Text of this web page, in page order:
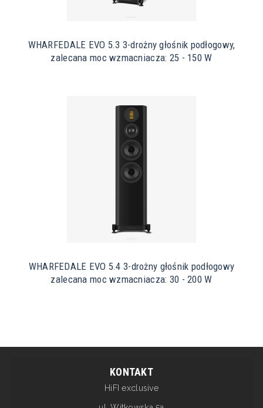
WHARFEDALE EVO 5.3 3-drożny głośnik podłogowy,
zalecana moc wzmacniacza: 25 - 150 W
WHARFEDALE EVO 5.4 3-drożny głośnik podłogowy
zalecana moc wzmacniacza: 30 - 200 W
KONTAKT
HiFI exclusive